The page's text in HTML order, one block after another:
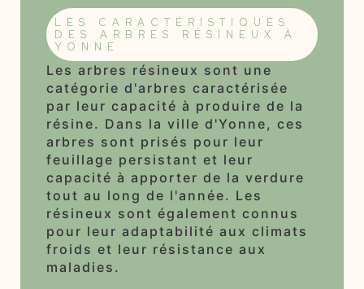
LES CARACTÉRISTIQUES
DES ARBRES RÉSINEUX À
YONNE
Les arbres résineux sont une
catégorie d'arbres caractérisée
par leur capacité à produire de la
résine. Dans la ville d'Yonne, ces
arbres sont prisés pour leur
feuillage persistant et leur
capacité à apporter de la verdure
tout au long de l'année. Les
résineux sont également connus
pour leur adaptabilité aux climats
froids et leur résistance aux
maladies.